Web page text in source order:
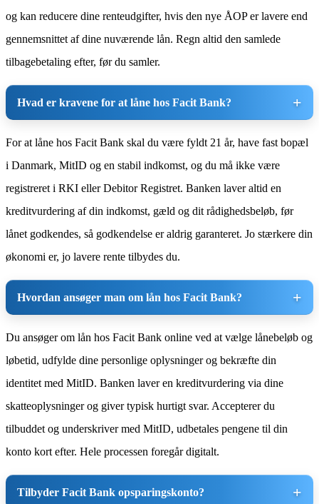
og kan reducere dine renteudgifter, hvis den nye ÅOP er lavere end
gennemsnittet af dine nuværende lån. Regn altid den samlede
tilbagebetaling efter, før du samler.
Hvad er kravene for at låne hos Facit Bank?
For at låne hos Facit Bank skal du være fyldt 21 år, have fast bopæl
i Danmark, MitID og en stabil indkomst, og du må ikke være
registreret i RKI eller Debitor Registret. Banken laver altid en
kreditvurdering af din indkomst, gæld og dit rådighedsbeløb, før
lånet godkendes, så godkendelse er aldrig garanteret. Jo stærkere din
økonomi er, jo lavere rente tilbydes du.
Hvordan ansøger man om lån hos Facit Bank?
Du ansøger om lån hos Facit Bank online ved at vælge lånebeløb og
løbetid, udfylde dine personlige oplysninger og bekræfte din
identitet med MitID. Banken laver en kreditvurdering via dine
skatteoplysninger og giver typisk hurtigt svar. Accepterer du
tilbuddet og underskriver med MitID, udbetales pengene til din
konto kort efter. Hele processen foregår digitalt.
Tilbyder Facit Bank opsparingskonto?